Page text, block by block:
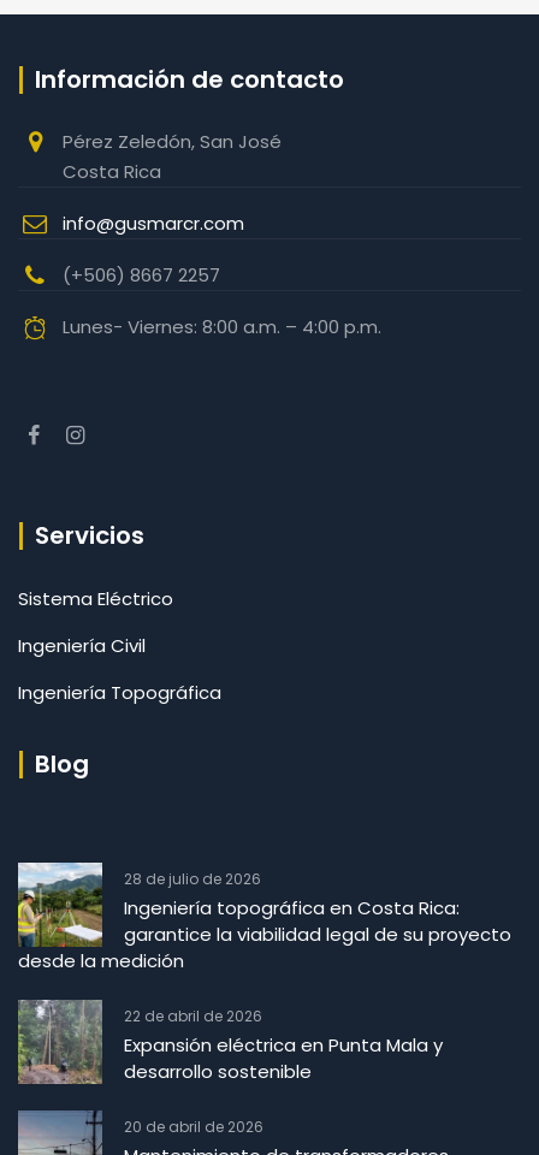
Información de contacto
Pérez Zeledón, San José
Costa Rica
info@gusmarcr.com
(+506) 8667 2257‬
Lunes- Viernes: 8:00 a.m. – 4:00 p.m.
Servicios
Sistema Eléctrico
Ingeniería Civil
Ingeniería Topográfica
Blog
28 de julio de 2026
Ingeniería topográfica en Costa Rica:
garantice la viabilidad legal de su proyecto
desde la medición
22 de abril de 2026
Expansión eléctrica en Punta Mala y
desarrollo sostenible
20 de abril de 2026